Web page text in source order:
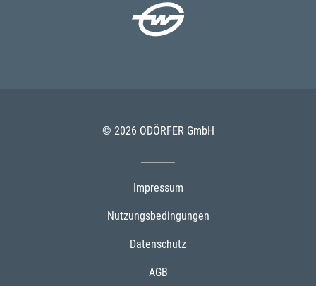
© 2026 ODÖRFER GmbH
Impressum
Nutzungsbedingungen
Datenschutz
AGB